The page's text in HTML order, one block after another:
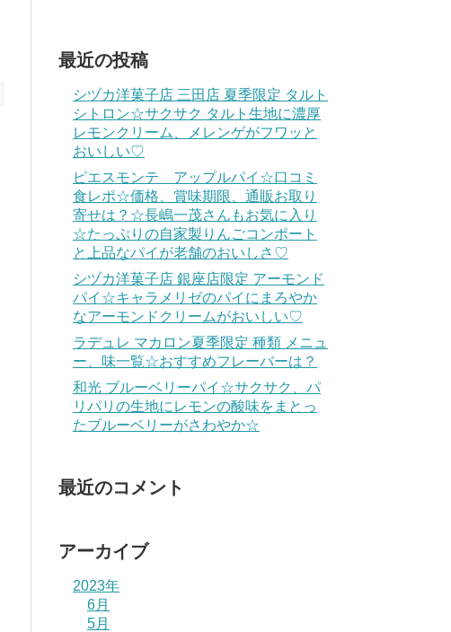
最近の投稿
シヅカ洋菓子店 三田店 夏季限定 タルト
シトロン☆サクサク タルト生地に濃厚
レモンクリーム、メレンゲがフワッと
おいしい♡
ピエスモンテ アップルパイ☆口コミ
食レポ☆価格、賞味期限、通販お取り
寄せは？☆長嶋一茂さんもお気に入り
☆たっぷりの自家製りんごコンポート
と上品なパイが老舗のおいしさ♡
シヅカ洋菓子店 銀座店限定 アーモンド
パイ☆キャラメリゼのパイにまろやか
なアーモンドクリームがおいしい♡
ラデュレ マカロン夏季限定 種類 メニュ
ー、味一覧☆おすすめフレーバーは？
和光 ブルーベリーパイ☆サクサク、パ
リパリの生地にレモンの酸味をまとっ
たブルーベリーがさわやか☆
最近のコメント
アーカイブ
2023年
6月
5月